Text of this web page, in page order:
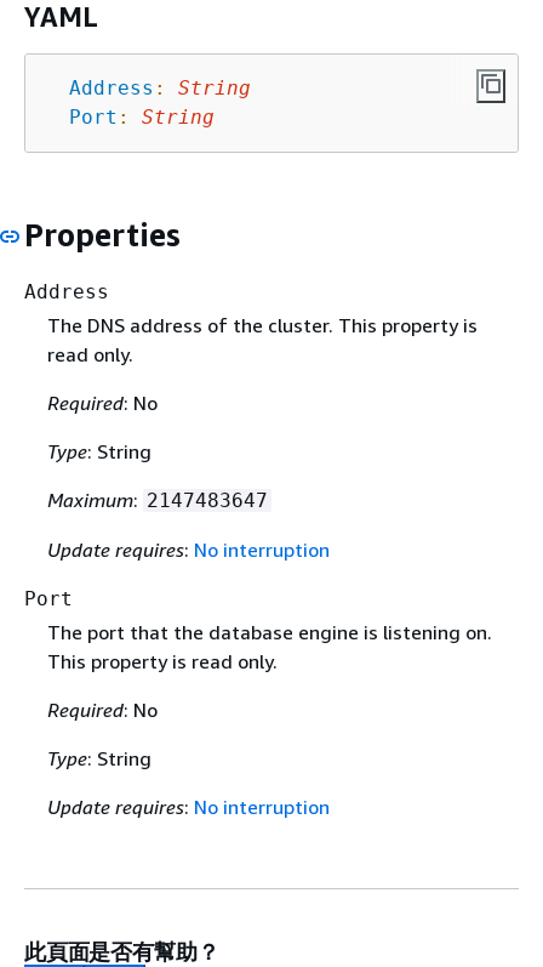
YAML
Address :
String
Port : String
Properties
Address
The DNS address of the cluster. This property is
read only.
Required: No
Type: String
Maximum: 2147483647
Update requires: No interruption
Port
The port that the database engine is listening on.
This property is read only.
Required: No
Type: String
Update requires: No interruption
此頁面是否有幫助？